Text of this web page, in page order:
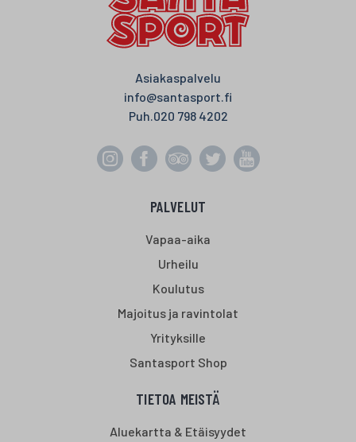
Asiakaspalvelu
info@santasport.fi
Puh. 020 798 4202
PALVELUT
Vapaa-aika
Urheilu
Koulutus
Majoitus ja ravintolat
Yrityksille
Santasport Shop
TIETOA MEISTÄ
Aluekartta & Etäisyydet